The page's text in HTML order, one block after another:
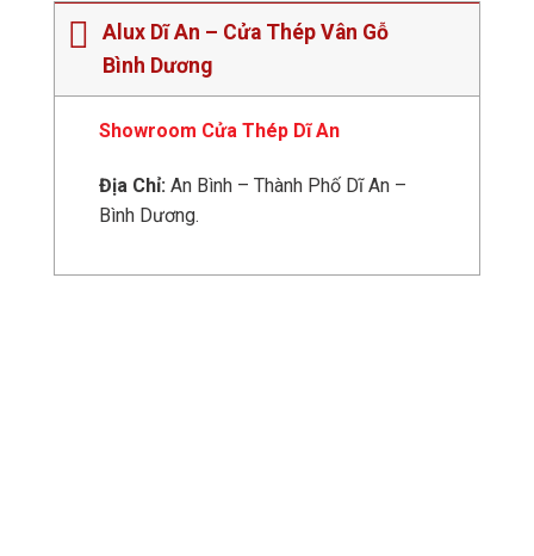
Alux Dĩ An – Cửa Thép Vân Gỗ
Bình Dương
Showroom Cửa Thép Dĩ An
Địa Chỉ: An Bình – Thành Phố Dĩ An –
Bình Dương.